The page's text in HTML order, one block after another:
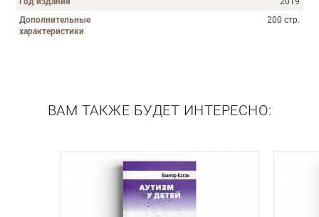
Дополнительные
характеристики
200 стр.
ВАМ ТАКЖЕ БУДЕТ ИНТЕРЕСНО: